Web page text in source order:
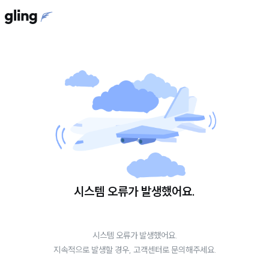
시스템 오류가 발생했어요.
시스템 오류가 발생했어요.
지속적으로 발생할 경우, 고객센터로 문의해주세요.